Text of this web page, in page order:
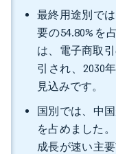
最終用途別で
要の54.80%を
は、電子商取
引され、2030
見込みです。
国別では、中
を占めました
成長が速い主